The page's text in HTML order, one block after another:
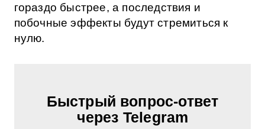
гораздо быстрее, а последствия и
побочные эффекты будут стремиться к
нулю.
Быстрый вопрос-ответ
через Telegram